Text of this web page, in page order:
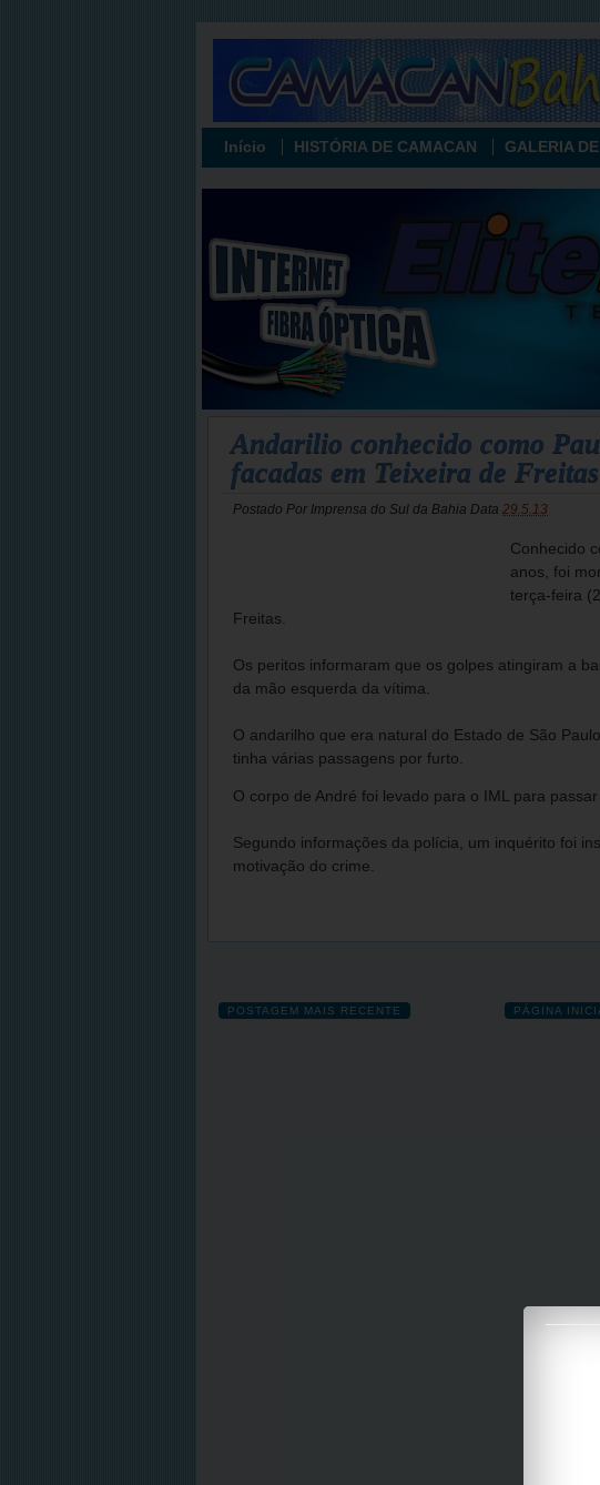
Início HISTÓRIA DE CAMACAN GALERIA
Andarilio conhecido como
facadas em Teixeira de Freitas
Postado Por Imprensa do Sul da Bahia Data 29.5.13
Conhecido
anos, foi
terça-feira
Freitas.
Os peritos informaram que os golpes atingiram a
da mão esquerda da vítima.
O andarilho que era natural do Estado de São
tinha várias passagens por furto.
O corpo de André foi levado para o IML para
Segundo informações da polícia, um inquérito foi
motivação do crime.
POSTAGEM MAIS RECENTE PÁGINA